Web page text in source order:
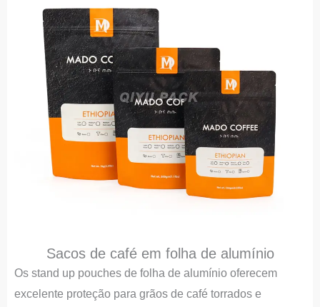
Sacos de café em folha de alumínio
Os stand up pouches de folha de alumínio oferecem
excelente proteção para grãos de café torrados e